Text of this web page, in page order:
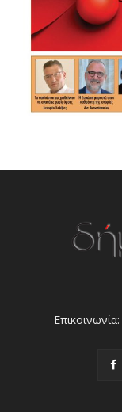
Επικοινωνία: